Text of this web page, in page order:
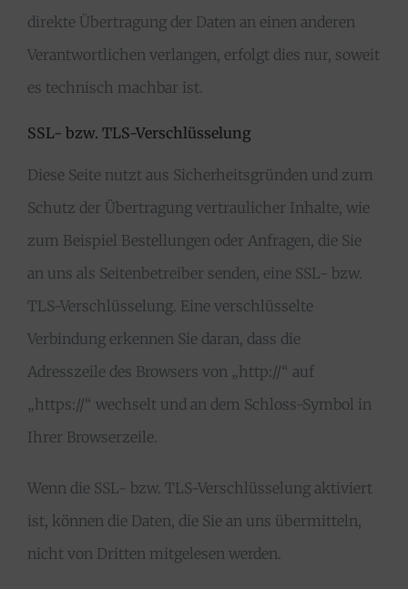
direkte Übertragung der Daten an einen anderen
Verantwortlichen verlangen, erfolgt dies nur, soweit
es technisch machbar ist.
SSL- bzw. TLS-Verschlüsselung
Diese Seite nutzt aus Sicherheitsgründen und zum
Schutz der Übertragung vertraulicher Inhalte, wie
zum Beispiel Bestellungen oder Anfragen, die Sie
an uns als Seitenbetreiber senden, eine SSL- bzw.
TLS-Verschlüsselung. Eine verschlüsselte
Verbindung erkennen Sie daran, dass die
Adresszeile des Browsers von „http://“ auf
„https://“ wechselt und an dem Schloss-Symbol in
Ihrer Browserzeile.
Wenn die SSL- bzw. TLS-Verschlüsselung aktiviert
ist, können die Daten, die Sie an uns übermitteln,
nicht von Dritten mitgelesen werden.